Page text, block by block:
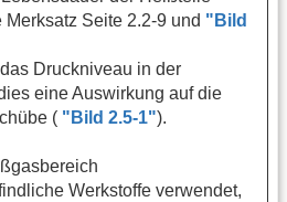
Seite 2.2-9 und "Bild
Druckniveau in der
eine Auswirkung auf die
( "Bild 2.5-1").
Werkstoffe verwendet,